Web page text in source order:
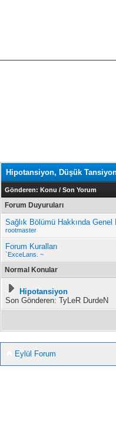
Hipotansiyon, Düşük
Gönderen: Konu / Son Yorum
Forum Duyuruları
Sağlık Bölümü Hakkında Genel
rootmaster
Forum Kuralları
`ExceLans. ~
Normal Konular
Hipotansiyon
Son Gönderen: TyLeR DurdeN
Eylül Forum